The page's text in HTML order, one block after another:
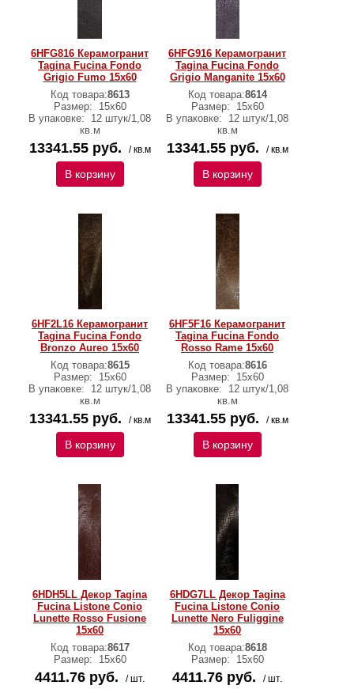
6HFG816 Керамогранит
Tagina Fucina Fondo
Grigio Fumo 15x60
Код товара:8613
Размер:
15x60
В упаковке:
12 штук/1,08
кв.м
13341.55 руб. / кв.м
В корзину
6HFG916 Керамогранит
Tagina Fucina Fondo
Grigio Manganite 15x60
Код товара:8614
Размер:
15x60
В упаковке:
12 штук/1,08
кв.м
13341.55 руб. / кв.м
В корзину
6HF2L16 Керамогранит
Tagina Fucina Fondo
Bronzo Aureo 15x60
Код товара:8615
Размер:
15x60
В упаковке:
12 штук/1,08
кв.м
13341.55 руб. / кв.м
В корзину
6HF5F16 Керамогранит
Tagina Fucina Fondo
Rosso Rame 15x60
Код товара:8616
Размер:
15x60
В упаковке:
12 штук/1,08
кв.м
13341.55 руб. / кв.м
В корзину
6HDH5LL Декор Tagina
Fucina Listone Conio
Lunette Rosso Fusione
15x60
Код товара:8617
Размер:
15x60
4411.76 руб. / шт.
6HDG7LL Декор Tagina
Fucina Listone Conio
Lunette Nero Fuliggine
15x60
Код товара:8618
Размер:
15x60
4411.76 руб. / шт.